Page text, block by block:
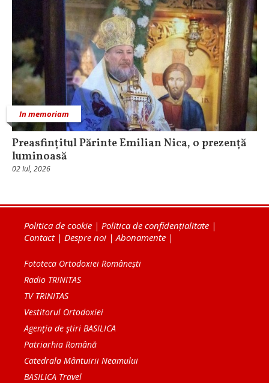
In memoriam
Preasfințitul Părinte Emilian Nica, o prezență
luminoasă
02 Iul, 2026
Politica de cookie | Politica de confidențialitate |
Contact| Despre noi | Abonamente |
Fototeca Ortodoxiei Românești
Radio TRINITAS
TV TRINITAS
Vestitorul Ortodoxiei
Agenţia de ştiri BASILICA
Patriarhia Română
Catedrala Mântuirii Neamului
BASILICA Travel